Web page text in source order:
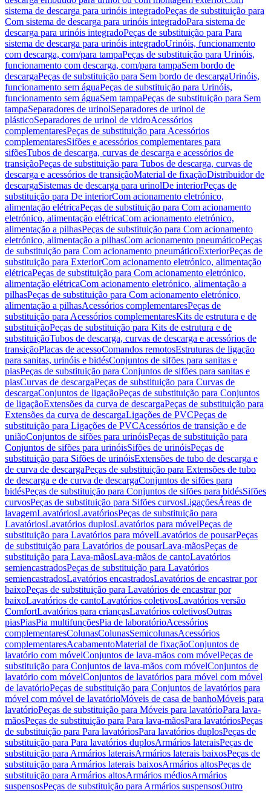
sistema de descarga para urinóis integradoPeças de substituição para
Com sistema de descarga para urinóis integradoPara sistema de
descarga para urinóis integradoPeças de substituição para Para
sistema de descarga para urinóis integradoUrinóis, funcionamento
com descarga, com/para tampaPeças de substituição para Urinóis,
funcionamento com descarga, com/para tampaSem bordo de
descargaPeças de substituição para Sem bordo de descargaUrinóis,
funcionamento sem águaPeças de substituição para Urinóis,
funcionamento sem águaSem tampaPeças de substituição para Sem
tampaSeparadores de urinolSeparadores de urinol de
plásticoSeparadores de urinol de vidroAcessórios
complementaresPeças de substituição para Acessórios
complementaresSifões e acessórios complementares para
sifõesTubos de descarga, curvas de descarga e acessórios de
transiçãoPeças de substituição para Tubos de descarga, curvas de
descarga e acessórios de transiçãoMaterial de fixaçãoDistribuidor de
descargaSistemas de descarga para urinolDe interiorPeças de
substituição para De interiorCom acionamento eletrónico,
alimentação elétricaPeças de substituição para Com acionamento
eletrónico, alimentação elétricaCom acionamento eletrónico,
alimentação a pilhasPeças de substituição para Com acionamento
eletrónico, alimentação a pilhasCom acionamento pneumáticoPeças
de substituição para Com acionamento pneumáticoExteriorPeças de
substituição para ExteriorCom acionamento eletrónico, alimentação
elétricaPeças de substituição para Com acionamento eletrónico,
alimentação elétricaCom acionamento eletrónico, alimentação a
pilhasPeças de substituição para Com acionamento eletrónico,
alimentação a pilhasAcessórios complementaresPeças de
substituição para Acessórios complementaresKits de estrutura e de
substituiçãoPeças de substituição para Kits de estrutura e de
substituiçãoTubos de descarga, curvas de descarga e acessórios de
transiçãoPlacas de acessoComandos remotosEstruturas de ligação
para sanitas, urinóis e bidésConjuntos de sifões para sanitas e
piasPeças de substituição para Conjuntos de sifões para sanitas e
piasCurvas de descargaPeças de substituição para Curvas de
descargaConjuntos de ligaçãoPeças de substituição para Conjuntos
de ligaçãoExtensões da curva de descargaPeças de substituição para
Extensões da curva de descargaLigações de PVCPeças de
substituição para Ligações de PVCAcessórios de transição e de
uniãoConjuntos de sifões para urinóisPeças de substituição para
Conjuntos de sifões para urinóisSifões de urinóisPeças de
substituição para Sifões de urinóisExtensões de tubo de descarga e
de curva de descargaPeças de substituição para Extensões de tubo
de descarga e de curva de descargaConjuntos de sifões para
bidésPeças de substituição para Conjuntos de sifões para bidésSifões
curvosPeças de substituição para Sifões curvosLigaçõesÁreas de
lavagemLavatóriosLavatóriosPeças de substituição para
LavatóriosLavatórios duplosLavatórios para móvelPeças de
substituição para Lavatórios para móvelLavatórios de pousarPeças
de substituição para Lavatórios de pousarLava-mãosPeças de
substituição para Lava-mãosLava-mãos de cantoLavatórios
semiencastradosPeças de substituição para Lavatórios
semiencastradosLavatórios encastradosLavatórios de encastrar por
baixoPeças de substituição para Lavatórios de encastrar por
baixoLavatórios de cantoLavatórios coletivosLavatórios versão
ComfortLavatórios para criançasLavatórios coletivosOutras
piasPiasPia multifunçõesPia de laboratórioAcessórios
complementaresColunasColunasSemicolunasAcessórios
complementaresAcabamentoMaterial de fixaçãoConjuntos de
lavatório com móvelConjuntos de lava-mãos com móvelPeças de
substituição para Conjuntos de lava-mãos com móvelConjuntos de
lavatório com móvelConjuntos de lavatórios para móvel com móvel
de lavatórioPeças de substituição para Conjuntos de lavatórios para
móvel com móvel de lavatórioMóveis de casa de banhoMóveis para
lavatórioPeças de substituição para Móveis para lavatórioPara lava-
mãosPeças de substituição para Para lava-mãosPara lavatóriosPeças
de substituição para Para lavatóriosPara lavatórios duplosPeças de
substituição para Para lavatórios duplosArmários lateraisPeças de
substituição para Armários lateraisArmários laterais baixosPeças de
substituição para Armários laterais baixosArmários altosPeças de
substituição para Armários altosArmários médiosArmários
suspensosPeças de substituição para Armários suspensosOutro